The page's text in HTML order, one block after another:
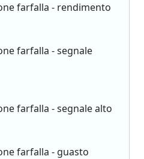
farfalla - rendimento
farfalla - segnale
farfalla - segnale alto
farfalla - guasto